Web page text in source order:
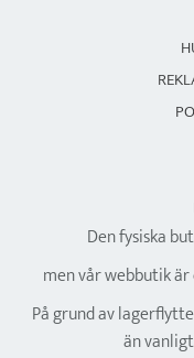
Den fysiska
men vår webbutik
På grund av
än